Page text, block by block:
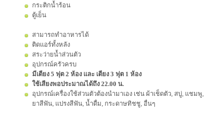
กระติกน้ำร้อน
ตู้เย็น
สามารถทำอาหารได้
ติดแอร์ทั้งหลัง
สระว่ายน้ำส่วนตัว
อุปกรณ์ครัวครบ
มีเตียง 5 ฟุต 2 ห้อง และ เตียง 3 ฟุต 1 ห้อง
ใช้เสียงพอประมาณได้ถึง 22.00 น.
อุปกรณ์เครื่องใช้ส่วนตัวต้องนำมาเอง เช่น ผ้าเช็ดตัว, สบู่, แชมพู,
ยาสีฟัน, แปรงสีฟัน, น้ำดื่ม, กระดาษทิชชู, อื่นๆ